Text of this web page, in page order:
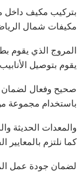
بتركيب مكيف داخل
مكيفات شمال
المروج الذي يقوم
يقوم بتوصيل
صحيح وفعال لضمان
باستخدام مجموعة
والمعدات الحديثة
كما نلتزم بالمعايير
لضمان جودة عمل